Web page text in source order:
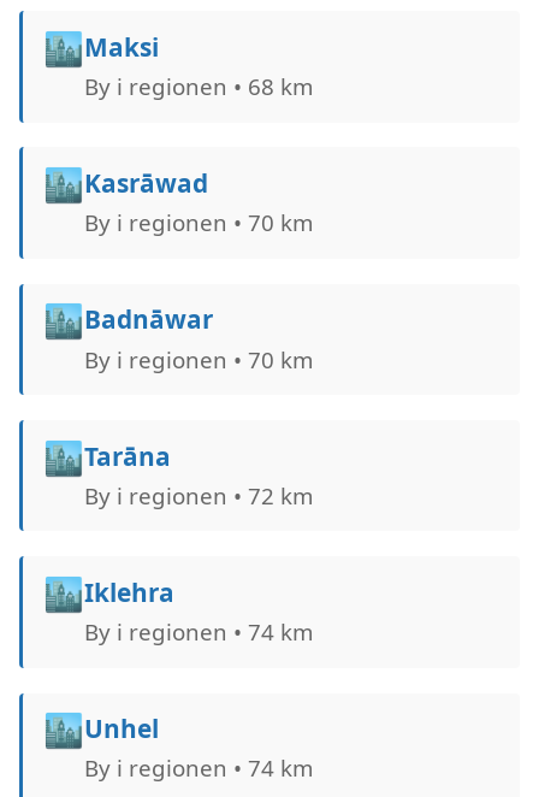
🏙️Maksi
By i regionen • 68 km
🏙️Kasrāwad
By i regionen • 70 km
🏙️Badnāwar
By i regionen • 70 km
🏙️Tarāna
By i regionen • 72 km
🏙️Iklehra
By i regionen • 74 km
🏙️Unhel
By i regionen • 74 km